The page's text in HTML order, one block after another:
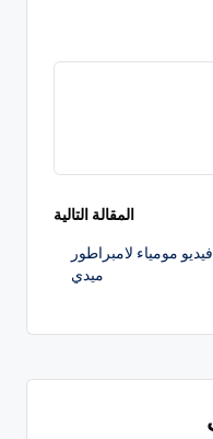
المقالة التالية
فيديو مومياء لامبراطور
ميدي